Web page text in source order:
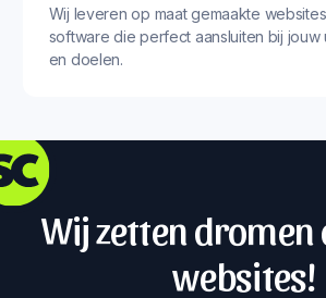
Wij leveren op maat gemaakte
software die perfect aansluiten bij jouw
en doelen.
Wij zetten dromen
websites!